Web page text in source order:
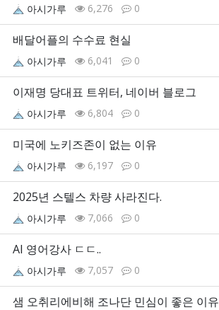
아시가루 6,276 0
배달어플의 수수료 현실
아시가루 6,041 0
이재명 당대표 트위터, 네이버 블로그
아시가루 6,804 0
미국에 노키즈존이 없는 이유
아시가루 6,197 0
2025년 스텔스 차량 사라진다.
아시가루 7,066 0
AI 영어강사 ㄷㄷ..
아시가루 7,057 0
샘 오취리에비해 조나단 민심이 좋은 이유